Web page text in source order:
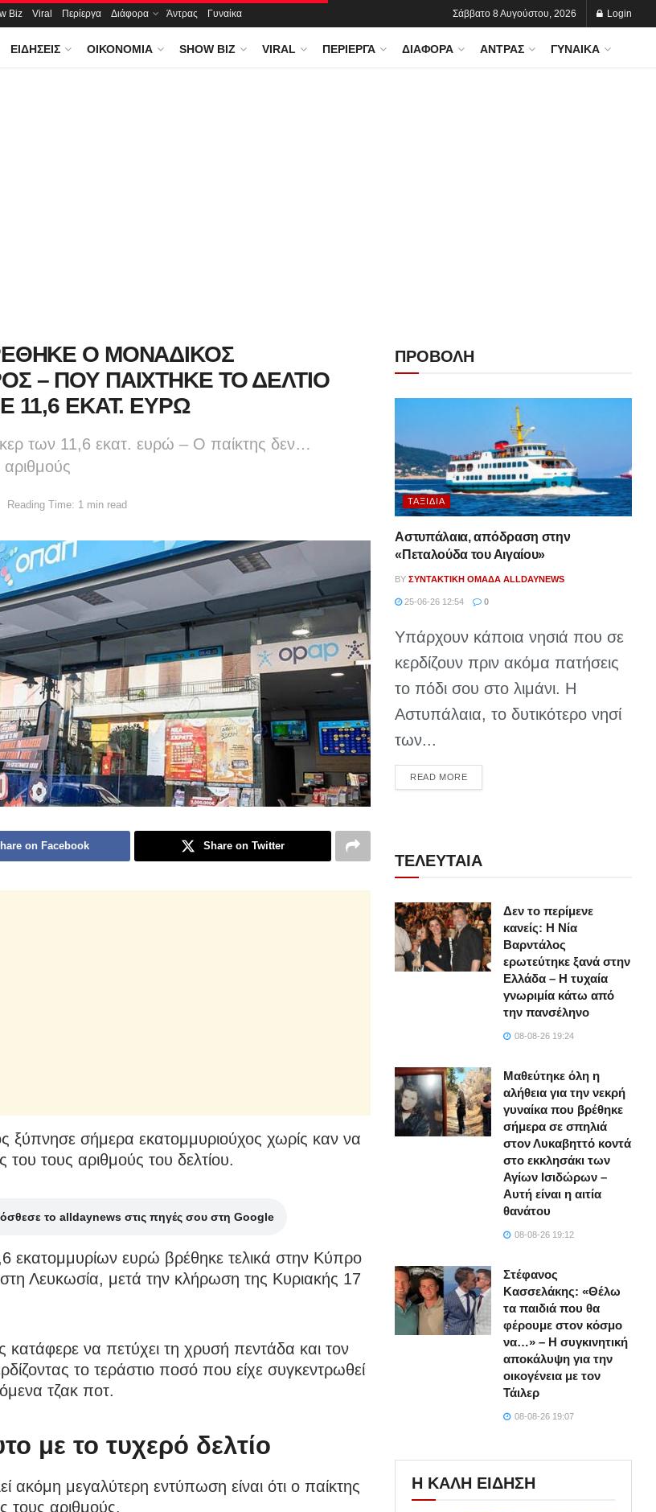
Biz Viral Περίεργα Διάφορα Άντρας Γυναίκα Σάββατο 8 Αυγούστου, 2026 Login
ΕΙΔΉΣΕΙΣ ΟΙΚΟΝΟΜΊΑ SHOW BIZ VIRAL ΠΕΡΊΕΡΓΑ ΔΙΆΦΟΡΑ ΆΝΤΡΑΣ ΓΥΝΑΊΚΑ
Ο ΜΟΝΑΔΙΚΟΣ
– ΠΟΥ ΠΑΙΧΤΗΚΕ ΤΟ ΔΕΛΤΙΟ
11,6 ΕΚΑΤ. ΕΥΡΩ
των 11,6 εκατ. ευρώ – Ο παίκτης δεν…
Reading Time: 1 min read
on Facebook Share on Twitter
ξύπνησε σήμερα εκατομμυριούχος χωρίς καν να
του τους αριθμούς του δελτίου.
το alldaynews στις πηγές σου στη Google
εκατομμυρίων ευρώ βρέθηκε τελικά στην Κύπρο
στη Λευκωσία, μετά την κλήρωση της Κυριακής 17
κατάφερε να πετύχει τη χρυσή πεντάδα και τον
το τεράστιο ποσό που είχε συγκεντρωθεί
τζακ ποτ.
με το τυχερό δελτίο
ακόμη μεγαλύτερη εντύπωση είναι ότι ο παίκτης
τους αριθμούς.
ΠΡΟΒΟΛΗ
ΤΑΞΊΔΙΑ
Αστυπάλαια, απόδραση στην
«Πεταλούδα του Αιγαίου»
BY ΣΥΝΤΑΚΤΙΚΉ ΟΜΆΔΑ ALLDAYNEWS
25-06-26 12:54 0
Υπάρχουν κάποια νησιά που σε
κερδίζουν πριν ακόμα πατήσεις
το πόδι σου στο λιμάνι. Η
Αστυπάλαια, το δυτικότερο νησί
των...
READ MOREDETAILS
ΤΕΛΕΥΤΑΙΑ
Δεν το περίμενε
κανείς: Η Νία
Βαρντάλος
ερωτεύτηκε ξανά στην
Ελλάδα – Η τυχαία
γνωριμία κάτω από
την πανσέληνο
08-08-26 19:24
Μαθεύτηκε όλη η
αλήθεια για την νεκρή
γυναίκα που βρέθηκε
σήμερα σε σπηλιά
στον Λυκαβηττό κοντά
στο εκκλησάκι των
Αγίων Ισιδώρων –
Αυτή είναι η αιτία
θανάτου
08-08-26 19:12
Στέφανος
Κασσελάκης: «Θέλω
τα παιδιά που θα
φέρουμε στον κόσμο
να…» – Η συγκινητική
αποκάλυψη για την
οικογένεια με τον
Τάιλερ
08-08-26 19:07
Η ΚΑΛΗ ΕΙΔΗΣΗ